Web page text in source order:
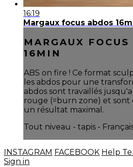
16:19
Margaux focus abdos
MARGAUX FOCUS
16MIN
ABS on fire ! Ce format
les abdos pour une
abdos sont travaillés
rouge (=burn zone) et sont
un résultat maximal.
Tout niveau - tapis -
INSTAGRAM FACEBOOK Help
Sign in